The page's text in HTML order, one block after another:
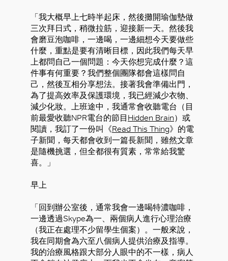
「我大概早上七時半起床，然後攤開瑜伽墊做
三次拜日式，稍微拉筋，迎接新一天。然後我
會磨豆泡咖啡，一邊喝，一邊細想今天要做些
什麼，重點是要有清晰目標，因此我們每天早
上都問自己一個問題：今天你想完成什麼？這
件事有何重要？我們整個團隊都會這樣問自
己，然後互相分享想法。接著我會準備出門，
為了提高效率及保護環境，我已經減少衣物、
減少化妝。上班途中，我通常會收聽電台（目
前最愛收聽NPR電台的節目 Hidden Brain）或
閱讀，我訂了一份叫《Read This Thing》的電
子新聞，每天都會收到一篇長新聞，雖然文章
是隨機挑選，但全都很有質素，常常給我驚
喜。」
早上
「回到辦公室後，通常我會一邊喝特濃咖啡，
一邊透過Skype為一、兩個病人進行心理治療
（我正在處理不少留學生個案）。一般來說，
我在同期會為六至八個病人提供治療及指導。
我的治療風格跟大部分人眼中的不一樣，病人